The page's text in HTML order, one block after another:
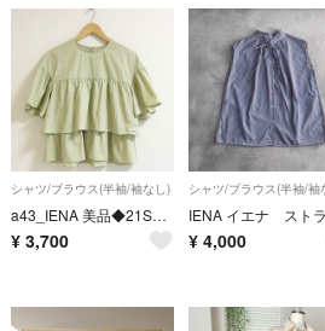
シャツ/ブラウス(半袖/袖なし)
a43_IENA 美品◆21SS フリルティアードブラウス 半袖 ふんわり
¥ 3,700
シャツ/ブラウス(半袖/袖
¥ 4,000